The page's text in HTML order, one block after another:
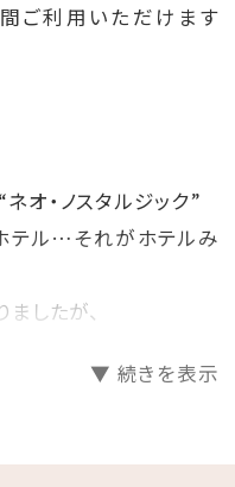
ご利用いただけます
オ・ノスタルジック”
テル…それがホテルみ
したが、
とができます。▼ 続きを表示